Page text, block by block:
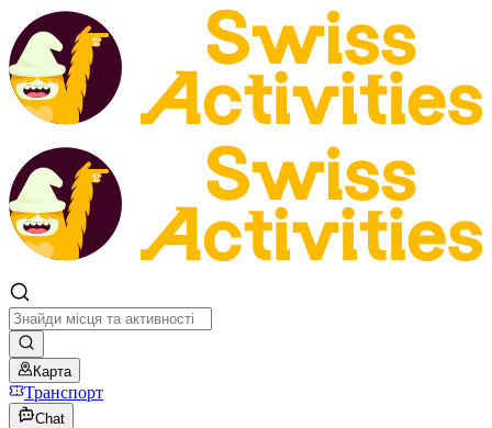
Карта
Транспорт
Chat